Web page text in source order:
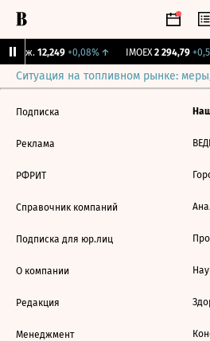
Бирж. 12,249 +0,08%↑ IMOEX 2 294,79
Ситуация на топливном рынке:
Подписка
Реклама
РФРИТ
Справочник компаний
Подписка для юр.лиц
О компании
Редакция
Менеджмент